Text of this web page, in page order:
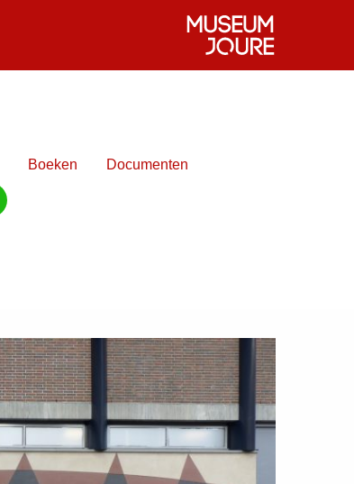
Boeken Documenten